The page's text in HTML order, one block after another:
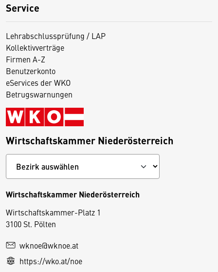
Service
Lehrabschlussprüfung / LAP
Kollektivverträge
Firmen A-Z
Benutzerkonto
eServices der WKO
Betrugswarnungen
Wirtschaftskammer Niederösterreich
Wirtschaftskammer Niederösterreich
Wirtschaftskammer-Platz 1
3100 St. Pölten
wknoe@wknoe.at
https://wko.at/noe
D
e
s